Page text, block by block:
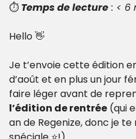
⏱️ Temps de lecture : < 6
Hello 👋
Je t’envoie cette édition
d’août et en plus un jour
l’édition de rentrée (qui
an de Regenize, donc je